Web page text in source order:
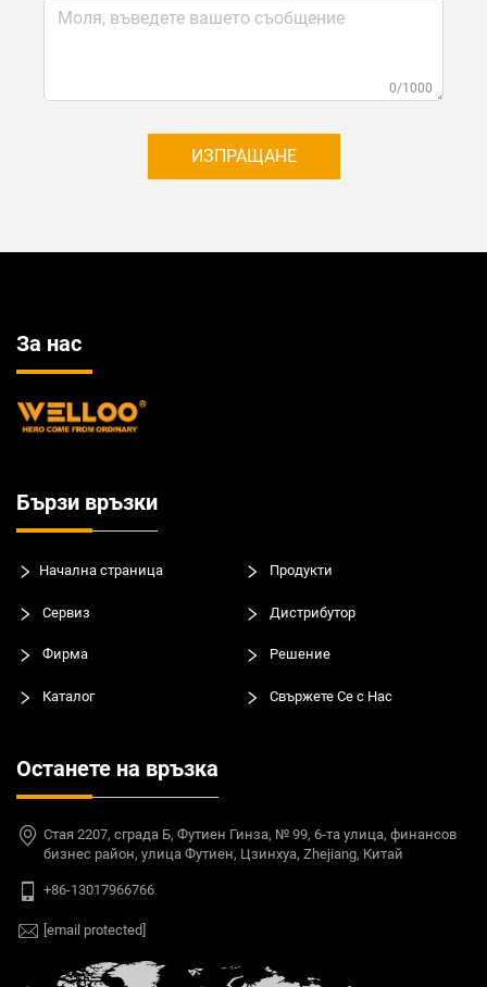
0/1000
ИЗПРАЩАНЕ
За нас
Бързи връзки
Начална страница Продукти
Сервиз Дистрибутор
Фирма Решение
Каталог Свържете Се с Нас
Останете на връзка
Стая 2207, сграда Б, Футиен Гинза, № 99, 6-та улица, финансов
бизнес район, улица Футиен, Цзинхуа, Zhejiang, Китай
+86-13017966766
[email protected]